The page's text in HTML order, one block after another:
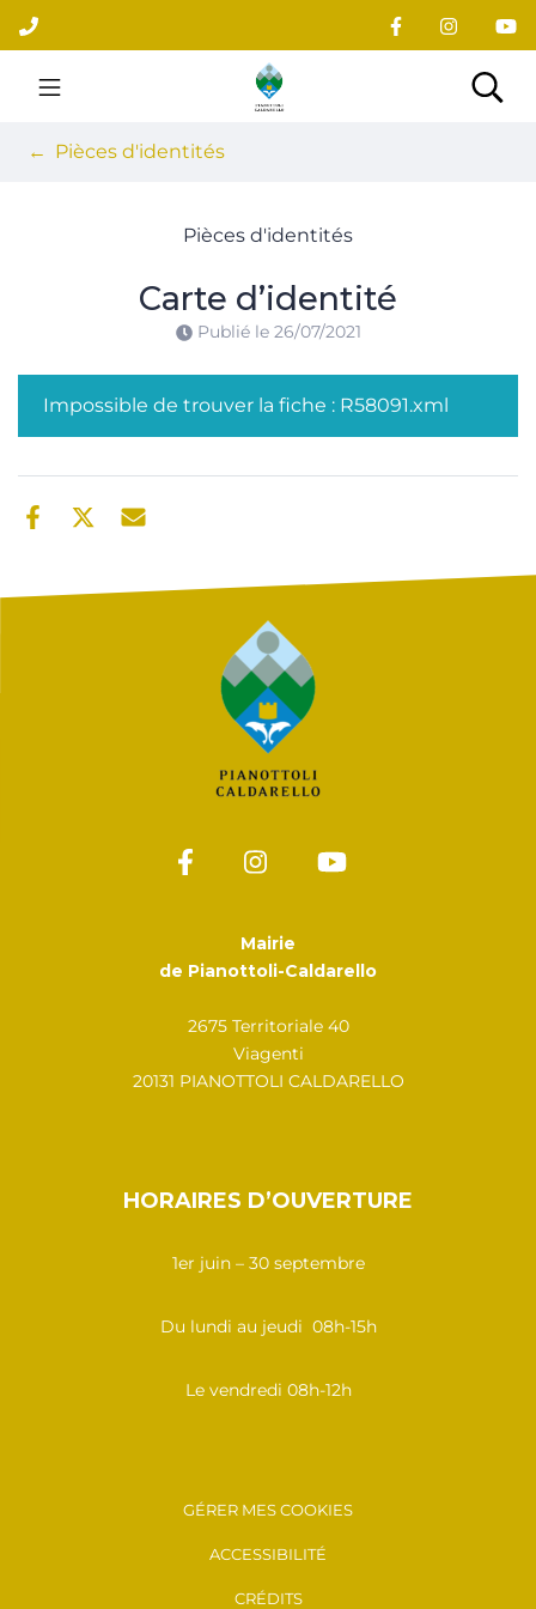
Aller
au
contenu
Site officiel du village
Pièces d'identités
Pièces d'identités
Carte d’identité
Publié le 26/07/2021
Impossible de trouver la fiche : R58091.xml
Mairie
de Pianottoli-Caldarello
2675 Territoriale 40
Viagenti
20131 PIANOTTOLI CALDARELLO
HORAIRES D’OUVERTURE
1er juin – 30 septembre
Du lundi au jeudi 08h-15h
Le vendredi 08h-12h
GÉRER MES COOKIES
ACCESSIBILITÉ
CRÉDITS